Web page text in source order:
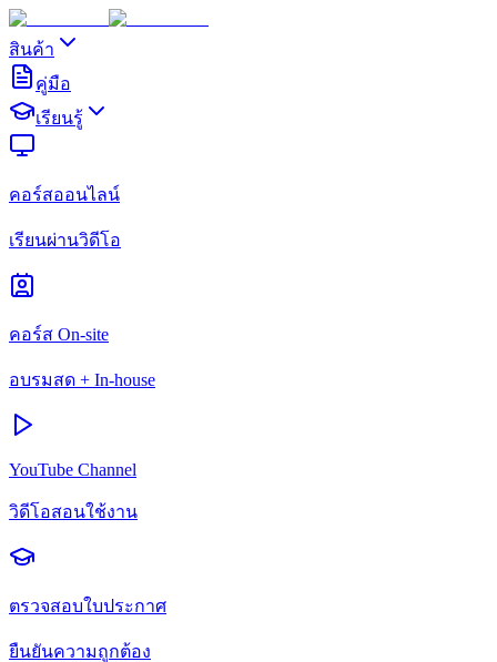
สินค้า
คู่มือ
เรียนรู้
คอร์สออนไลน์
เรียนผ่านวิดีโอ
คอร์ส On-site
อบรมสด + In-house
YouTube Channel
วิดีโอสอนใช้งาน
ตรวจสอบใบประกาศ
ยืนยันความถูกต้อง